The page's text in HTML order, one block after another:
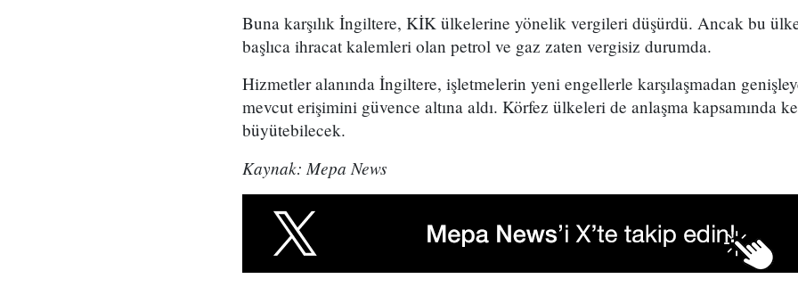
Buna karşılık İngiltere, KİK ülkelerine yönelik vergileri düşürdü. Ancak bu
başlıca ihracat kalemleri olan petrol ve gaz zaten vergisiz durumda.
Hizmetler alanında İngiltere, işletmelerin yeni engellerle karşılaşmadan
mevcut erişimini güvence altına aldı. Körfez ülkeleri de anlaşma kapsamında
büyütebilecek.
Kaynak: Mepa News